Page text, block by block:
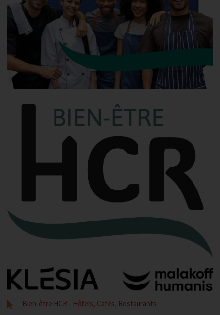
Bien-être HCR - Hôtels, Cafés, Restaurants